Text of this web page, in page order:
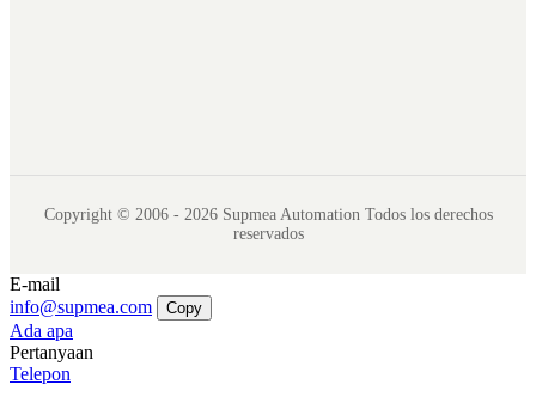
Copyright © 2006 - 2026 Supmea Automation Todos los derechos
reservados
E-mail
info@supmea.com
Copy
Ada apa
Pertanyaan
Telepon